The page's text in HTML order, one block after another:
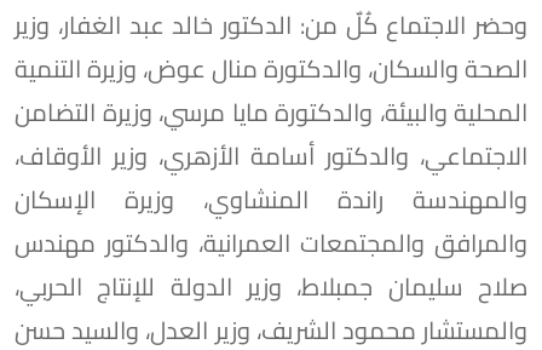
وحضر الاجتماع كُلٌ من: الدكتور خالد عبد الغفار، وزير
الصحة والسكان، والدكتورة منال عوض، وزيرة التنمية
المحلية والبيئة، والدكتورة مايا مرسي، وزيرة التضامن
الاجتماعي، والدكتور أسامة الأزهري، وزير الأوقاف،
والمهندسة راندة المنشاوي، وزيرة الإسكان
والمرافق والمجتمعات العمرانية، والدكتور مهندس
صلاح سليمان جمبلاط، وزير الدولة للإنتاج الحربي،
والمستشار محمود الشريف، وزير العدل، والسيد حسن